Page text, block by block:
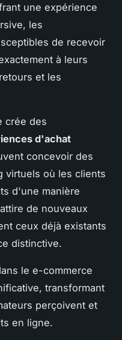
une expérience
les
de recevoir
à leurs
et les
crée des
d'achat
concevoir des
virtuels où les clients
d'une manière
de nouveaux
ceux déjà existants
distinctive.
le e-commerce
transformant
perçoivent et
en ligne.